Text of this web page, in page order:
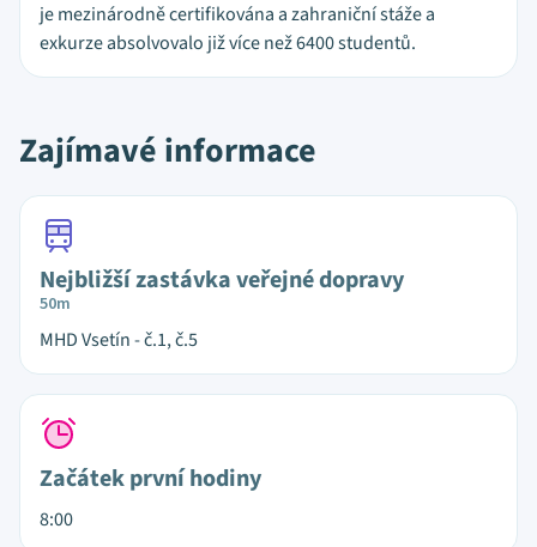
je mezinárodně certifikována a zahraniční stáže a
exkurze absolvovalo již více než 6400 studentů.
Zajímavé informace
Nejbližší zastávka veřejné dopravy
50m
MHD Vsetín - č.1, č.5
Začátek první hodiny
8:00